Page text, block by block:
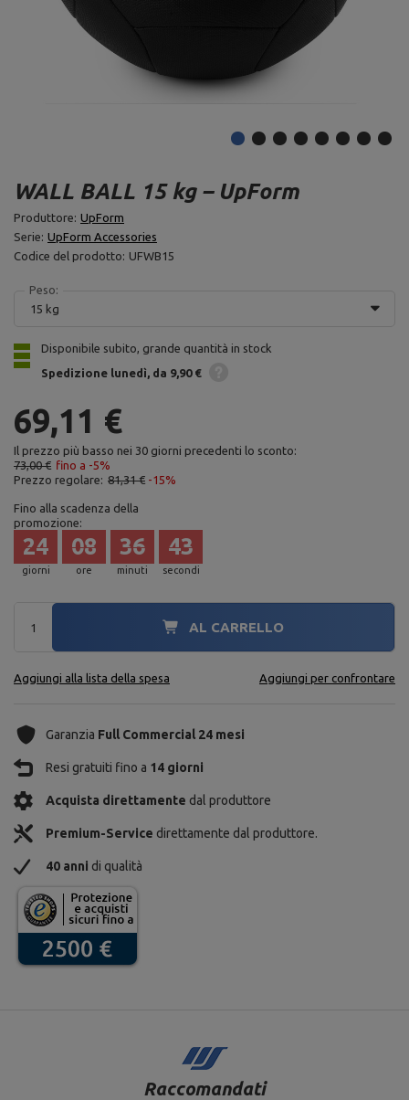
WALL BALL 15 kg – UpForm
Produttore: UpForm
Serie: UpForm Accessories
Codice del prodotto: UFWB15
Peso:
15 kg
Disponibile subito, grande quantità in stock
Spedizione lunedì da 9,90 €
69,11 €
Il prezzo più basso nei 30 giorni precedenti lo sconto:
73,00 € fino a -5%
Prezzo regolare: 81,31 € -15%
Fino alla scadenza della
promozione:
giorni
24
ore
08
minuti
36
secondi
42
AL CARRELLO
Aggiungi alla lista della spesa Aggiungi per confrontare
Garanzia Full Commercial 24 mesi
Resi gratuiti fino a 14 giorni
Acquista direttamente dal produttore
Premium-Service direttamente dal produttore.
40 anni di qualità
Raccomandati